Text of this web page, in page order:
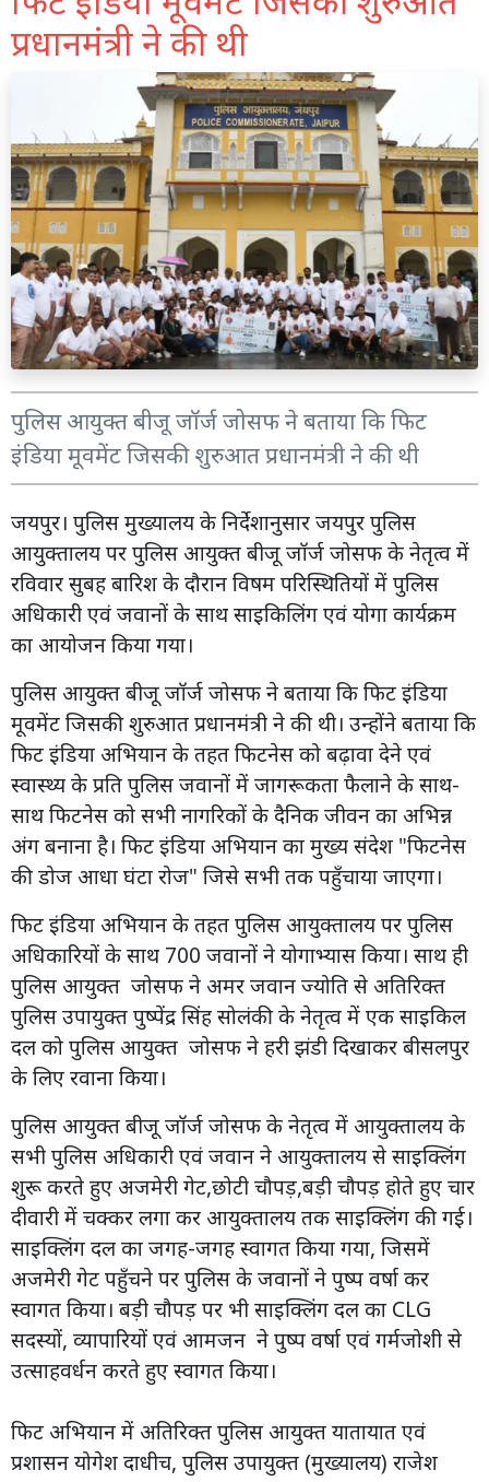
प्रधानमंत्री ने की थी
पुलिस आयुक्त बीजू जॉर्ज जोसफ ने बताया कि फिट
इंडिया मूवमेंट जिसकी शुरुआत प्रधानमंत्री ने की थी
जयपुर। पुलिस मुख्यालय के निर्देशानुसार जयपुर पुलिस
आयुक्तालय पर पुलिस आयुक्त बीजू जॉर्ज जोसफ के नेतृत्व में
रविवार सुबह बारिश के दौरान विषम परिस्थितियों में पुलिस
अधिकारी एवं जवानों के साथ साइकिलिंग एवं योगा कार्यक्रम
का आयोजन किया गया।
पुलिस आयुक्त बीजू जॉर्ज जोसफ ने बताया कि फिट इंडिया
मूवमेंट जिसकी शुरुआत प्रधानमंत्री ने की थी। उन्होंने बताया कि
फिट इंडिया अभियान के तहत फिटनेस को बढ़ावा देने एवं
स्वास्थ्य के प्रति पुलिस जवानों में जागरूकता फैलाने के साथ-
साथ फिटनेस को सभी नागरिकों के दैनिक जीवन का अभिन्न
अंग बनाना है। फिट इंडिया अभियान का मुख्य संदेश "फिटनेस
की डोज आधा घंटा रोज" जिसे सभी तक पहुँचाया जाएगा।
फिट इंडिया अभियान के तहत पुलिस आयुक्तालय पर पुलिस
अधिकारियों के साथ 700 जवानों ने योगाभ्यास किया। साथ ही
पुलिस आयुक्त जोसफ ने अमर जवान ज्योति से अतिरिक्त
पुलिस उपायुक्त पुष्पेंद्र सिंह सोलंकी के नेतृत्व में एक साइकिल
दल को पुलिस आयुक्त जोसफ ने हरी झंडी दिखाकर बीसलपुर
के लिए रवाना किया।
पुलिस आयुक्त बीजू जॉर्ज जोसफ के नेतृत्व में आयुक्तालय के
सभी पुलिस अधिकारी एवं जवान ने आयुक्तालय से साइक्लिंग
शुरू करते हुए अजमेरी गेट,छोटी चौपड़,बड़ी चौपड़ होते हुए चार
दीवारी में चक्कर लगा कर आयुक्तालय तक साइक्लिंग की गई।
साइक्लिंग दल का जगह-जगह स्वागत किया गया, जिसमें
अजमेरी गेट पहुँचने पर पुलिस के जवानों ने पुष्प वर्षा कर
स्वागत किया। बड़ी चौपड़ पर भी साइक्लिंग दल का CLG
सदस्यों, व्यापारियों एवं आमजन ने पुष्प वर्षा एवं गर्मजोशी से
उत्साहवर्धन करते हुए स्वागत किया।
फिट अभियान में अतिरिक्त पुलिस आयुक्त यातायात एवं
प्रशासन योगेश दाधीच, पुलिस उपायुक्त (मुख्यालय) राजेश